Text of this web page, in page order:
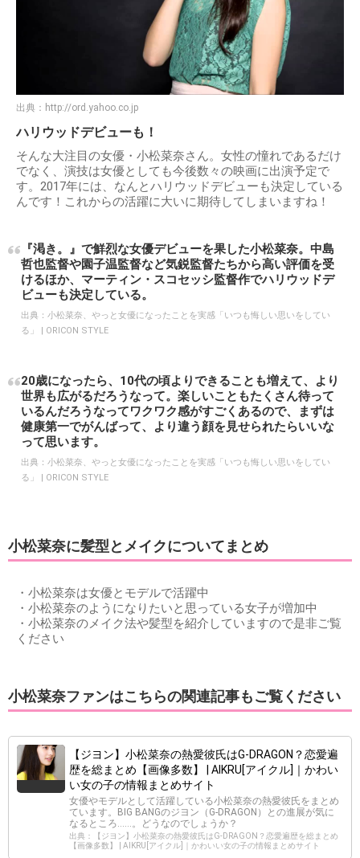
出典： http://ord.yahoo.co.jp
ハリウッドデビューも！
そんな大注目の女優・小松菜奈さん。女性の憧れであるだけ
でなく、演技は女優としても今後数々の映画に出演予定で
す。2017年には、なんとハリウッドデビューも決定している
んです！これからの活躍に大いに期待してしまいますね！
『渇き。』で鮮烈な女優デビューを果した小松菜奈。中島
哲也監督や園子温監督など気鋭監督たちから高い評価を受
けるほか、マーティン・スコセッシ監督作でハリウッドデ
ビューも決定している。
出典： 小松菜奈、やっと女優になったことを実感「いつも悔しい思いをしてい
る」 | ORICON STYLE
20歳になったら、10代の頃よりできることも増えて、より
世界も広がるだろうなって。楽しいこともたくさん待って
いるんだろうなってワクワク感がすごくあるので、まずは
健康第一でがんばって、より違う顔を見せられたらいいな
って思います。
出典： 小松菜奈、やっと女優になったことを実感「いつも悔しい思いをしてい
る」 | ORICON STYLE
小松菜奈に髪型とメイクについてまとめ
・小松菜奈は女優とモデルで活躍中
・小松菜奈のようになりたいと思っている女子が増加中
・小松菜奈のメイク法や髪型を紹介していますので是非ご覧
ください
小松菜奈ファンはこちらの関連記事もご覧ください
【ジヨン】小松菜奈の熱愛彼氏はG-DRAGON？恋愛遍
歴を総まとめ【画像多数】 | AIKRU[アイクル]｜かわい
い女の子の情報まとめサイト
女優やモデルとして活躍している小松菜奈の熱愛彼氏をまとめ
ています。BIG BANGのジヨン（G-DRAGON）との進展が気に
なるところ……。どうなのでしょうか？
出典：【ジヨン】小松菜奈の熱愛彼氏はG-DRAGON？恋愛遍歴を総まとめ
【画像多数】 | AIKRU[アイクル]｜かわいい女の子の情報まとめサイト